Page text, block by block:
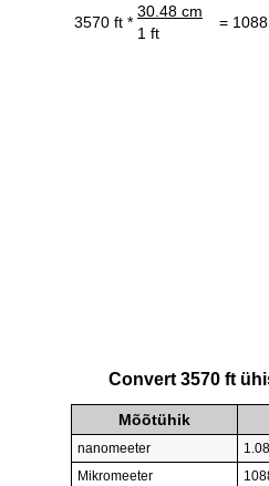
3570 ft *
30.48 cm
=
1 ft
Convert 3570 ft
Mõõtühik
nanomeeter
Mikromeeter